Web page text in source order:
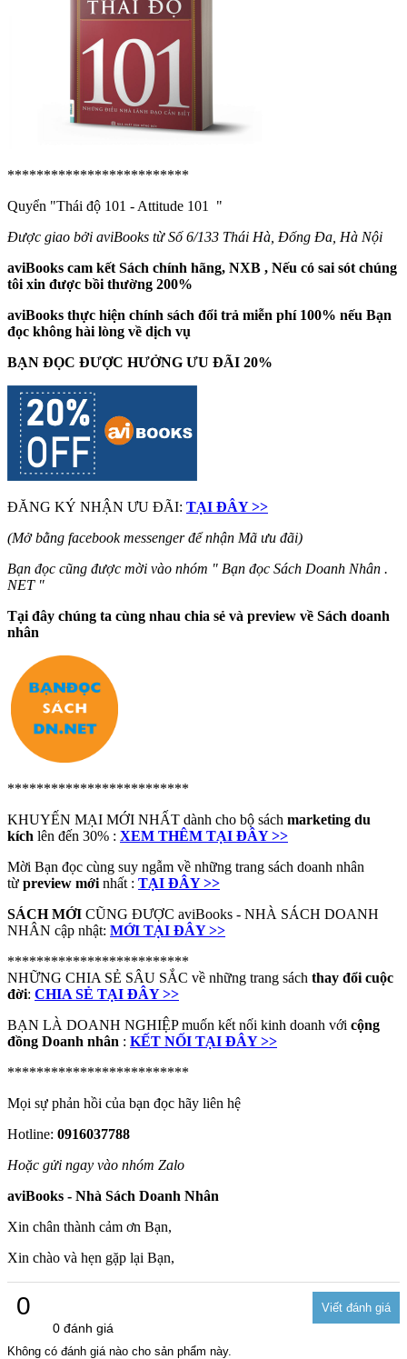
*************************
Quyển "Thái độ 101 - Attitude 101
"
Được giao bởi aviBooks từ Số 6/133 Thái Hà, Đống Đa, Hà Nội
aviBooks cam kết Sách chính hãng, NXB , Nếu có sai sót chúng
tôi xin được bồi thường 200%
aviBooks thực hiện chính sách đổi trả miễn phí 100% nếu Bạn
đọc không hài lòng về dịch vụ
BẠN ĐỌC ĐƯỢC HƯỞNG ƯU ĐÃI 20%
ĐĂNG KÝ NHẬN ƯU ĐÃI: TẠI ĐÂY >>
(Mở bằng facebook messenger để nhận Mã ưu đãi)
Bạn đọc cũng được mời vào nhóm " Bạn đọc Sách Doanh Nhân .
NET "
Tại đây chúng ta cùng nhau chia sẻ và preview về Sách doanh
nhân
*************************
KHUYẾN MẠI MỚI NHẤT dành cho bộ sách marketing du
kích lên đến 30% : XEM THÊM TẠI ĐÂY >>
Mời Bạn đọc cùng suy ngẫm về những trang sách doanh nhân
từ preview mới nhất : TẠI ĐÂY >>
SÁCH MỚI CŨNG ĐƯỢC aviBooks - NHÀ SÁCH DOANH
NHÂN cập nhật: MỚI TẠI ĐÂY >>
*************************
NHỮNG CHIA SẺ SÂU SẮC về những trang sách thay đổi cuộc
đời: CHIA SẺ TẠI ĐÂY >>
BẠN LÀ DOANH NGHIỆP muốn kết nối kinh doanh với cộng
đồng Doanh nhân : KẾT NỐI TẠI ĐÂY >>
*************************
Mọi sự phản hồi của bạn đọc hãy liên hệ
Hotline: 0916037788
Hoặc gửi ngay vào nhóm Zalo
aviBooks - Nhà Sách Doanh Nhân
Xin chân thành cảm ơn Bạn,
Xin chào và hẹn gặp lại Bạn,
0
0 đánh giá
Không có đánh giá nào cho sản phẩm này.